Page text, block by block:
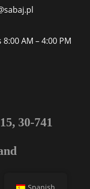
8:00 AM – 4:00 PM
30-741